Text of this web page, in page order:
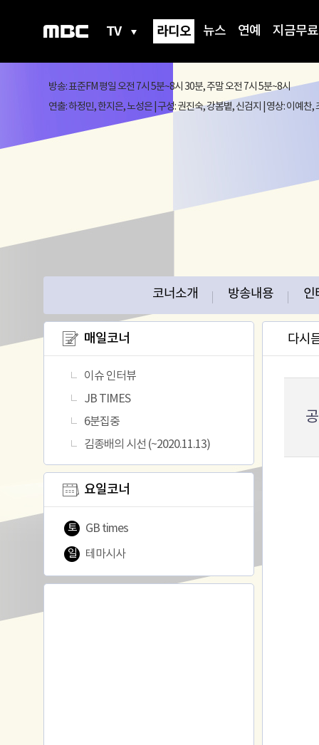
TV 라디오 뉴스 연예 지금무료
방송: 표준FM 평일 오전 7시 5분~8시 30분, 주말 오전 7시 5분~8시
연출: 하정민, 한지은, 노성은 | 구성: 권진숙, 강봄볕, 신검지 | 영상: 이예찬,
프
메
뉴
코너소개 방송내용 인
매일코너
이슈 인터뷰
JB TIMES
6분집중
김종배의 시선 (~2020.11.13)
요일코너
토 GB times
일 테마시사
다시